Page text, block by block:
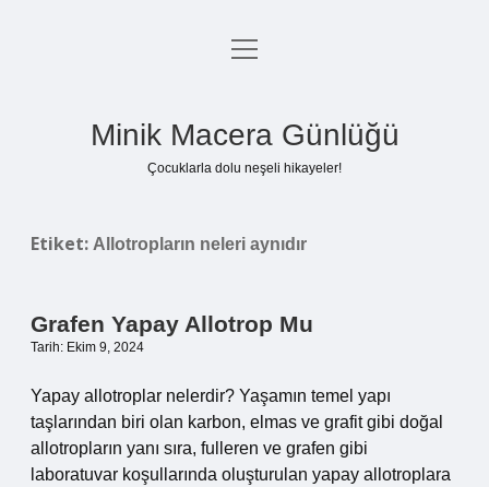
Anasayfa
menüyü
Minik Macera Günlüğü
Çocuklarla dolu neşeli hikayeler!
Etiket: Allotropların neleri aynıdır
Grafen Yapay Allotrop Mu
Tarih: Ekim 9, 2024
Yapay allotroplar nelerdir? Yaşamın temel yapı
taşlarından biri olan karbon, elmas ve grafit gibi doğal
allotropların yanı sıra, fulleren ve grafen gibi
laboratuvar koşullarında oluşturulan yapay allotroplara